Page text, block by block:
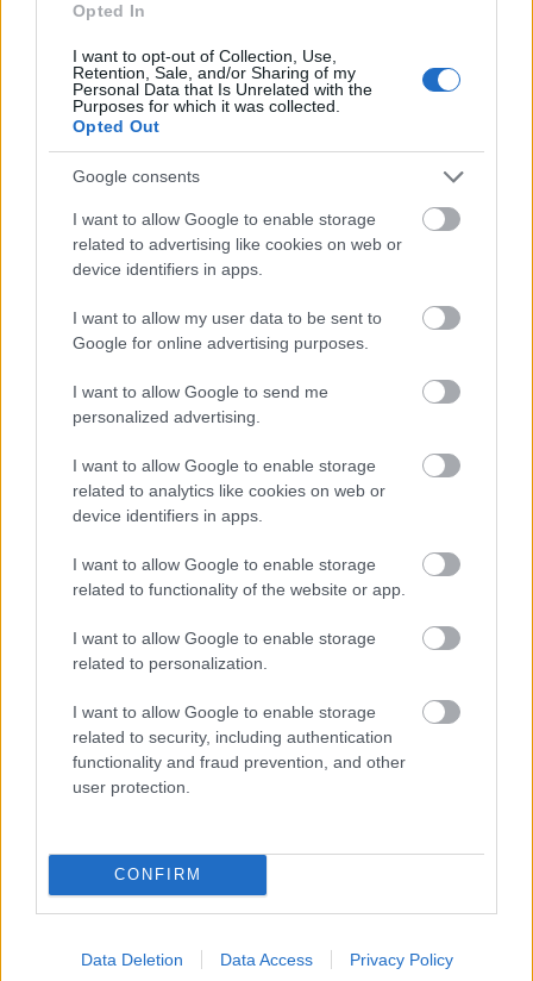
Opted In
I want to opt-out of Collection, Use,
Retention, Sale, and/or Sharing of my
Personal Data that Is Unrelated with the
Purposes for which it was collected.
Opted Out
Google consents
I want to allow Google to enable storage
related to advertising like cookies on web or
device identifiers in apps.
I want to allow my user data to be sent to
Google for online advertising purposes.
I want to allow Google to send me
personalized advertising.
I want to allow Google to enable storage
related to analytics like cookies on web or
device identifiers in apps.
I want to allow Google to enable storage
related to functionality of the website or app.
I want to allow Google to enable storage
related to personalization.
I want to allow Google to enable storage
related to security, including authentication
functionality and fraud prevention, and other
user protection.
CONFIRM
Data Deletion Data Access Privacy Policy
HÍREK egy órája
BÉT - a Richter lett a hét győztese
Heti 500 repülőjárat, ellenőrzések ezrei -
veszélyes precedenssé válhat az olasz-
spanyol konfliktus
HÍREK 2 órája
NÉPSZERŰ